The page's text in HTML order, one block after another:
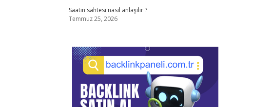
Saatin sahtesi nasıl anlaşılır ?
Temmuz 25, 2026